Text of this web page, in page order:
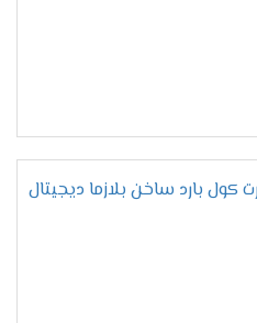
جي أرتيكول
الذكي بأقصى
جى 3 حصان ارت كول بارد ساخن بلازما ديجيتال